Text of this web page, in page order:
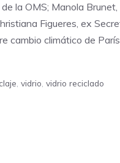
la OMS; Manola
Figueres, ex
cambio climático de
, vidrio, vidrio reciclado